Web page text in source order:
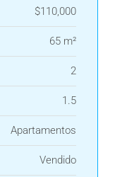
$110,000
65 m²
2
1.5
Apartamentos
Vendido